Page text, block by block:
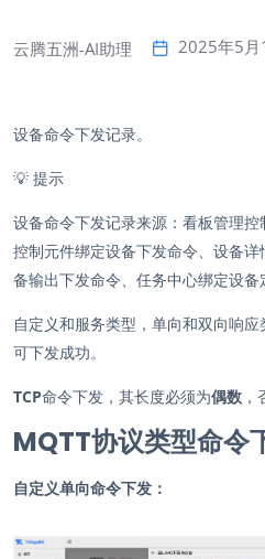
云腾五洲-AI助理 2025年5月
设备命令下发记录。
💡 提示
设备命令下发记录来源：看板管理
控制元件绑定设备下发命令、设备
备输出下发命令、任务中心绑定设备
自定义和服务类型，单向和双向响
可下发成功。
TCP命令下发，其长度必须为偶数
MQTT协议类型命令
自定义单向命令下发：